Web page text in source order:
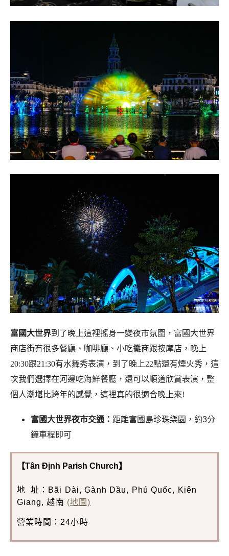
富國大世界到了晚上這裡搖身一變夜市氛圍，富國大世界
商店街有很多餐廳、咖啡廳、小吃攤商跟按摩店，晚上
20:30跟21:30有水舞秀表演，到了晚上22點還有煙火秀，這
次我們選擇在河邊吃海鮮餐廳，還可以順道欣賞表演，整
個人潮堪比跨年的感覺，這裡真的很適合晚上來!
富國大世界夜市交通： 距離富國島珍珠樂園，約3分
鐘車程即可
【Tân Định Parish Church】
地 址：Bãi Dài, Gành Dầu, Phú Quốc, Kiên
Giang, 越南 (地圖)
營業時間：24小時